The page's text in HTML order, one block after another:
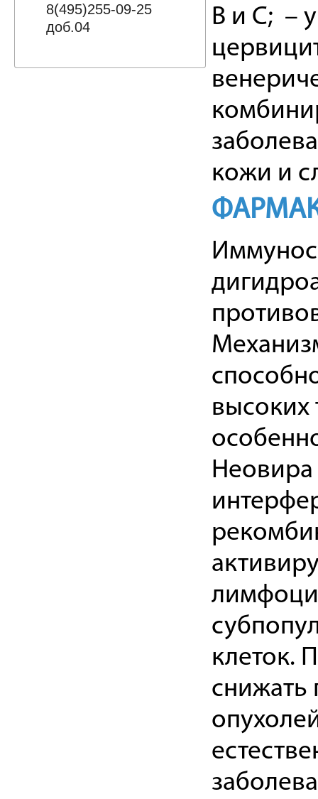
8(495)255-09-25
доб.04
В и С; –
кожи и
высоких
клеток.
снижать